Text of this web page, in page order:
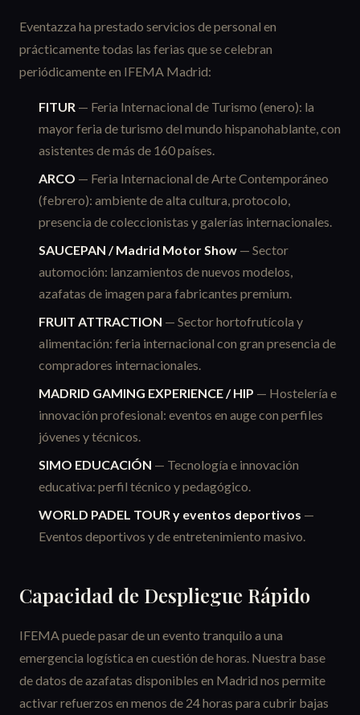
Eventazza ha prestado servicios de personal en
prácticamente todas las ferias que se celebran
periódicamente en IFEMA Madrid:
FITUR — Feria Internacional de Turismo (enero): la
mayor feria de turismo del mundo hispanohablante, con
asistentes de más de 160 países.
ARCO — Feria Internacional de Arte Contemporáneo
(febrero): ambiente de alta cultura, protocolo,
presencia de coleccionistas y galerías internacionales.
SAUCEPAN / Madrid Motor Show — Sector
automoción: lanzamientos de nuevos modelos,
azafatas de imagen para fabricantes premium.
FRUIT ATTRACTION — Sector hortofrutícola y
alimentación: feria internacional con gran presencia de
compradores internacionales.
MADRID GAMING EXPERIENCE / HIP — Hostelería e
innovación profesional: eventos en auge con perfiles
jóvenes y técnicos.
SIMO EDUCACIÓN — Tecnología e innovación
educativa: perfil técnico y pedagógico.
WORLD PADEL TOUR y eventos deportivos —
Eventos deportivos y de entretenimiento masivo.
Capacidad de Despliegue Rápido
IFEMA puede pasar de un evento tranquilo a una
emergencia logística en cuestión de horas. Nuestra base
de datos de azafatas disponibles en Madrid nos permite
activar refuerzos en menos de 24 horas para cubrir bajas